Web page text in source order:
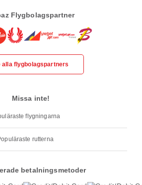
Flygbolagspartner
alla flygbolagspartners
Missa inte!
flygningarna
rutterna
betalningsmetoder